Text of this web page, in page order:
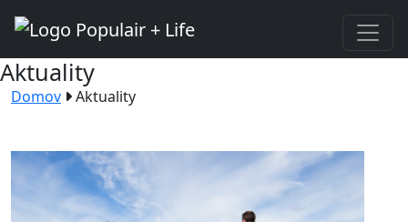
Aktuality
Domov Aktuality